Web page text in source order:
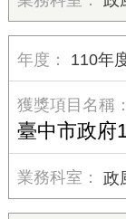
110年
臺中市政府
政